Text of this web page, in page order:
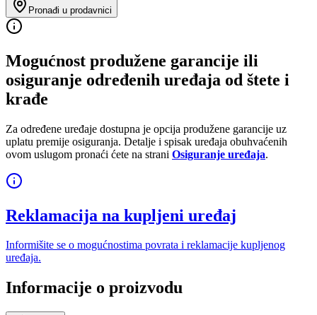
Pronađi u prodavnici
Mogućnost produžene garancije ili
osiguranje određenih uređaja od štete i
krađe
Za određene uređaje dostupna je opcija produžene garancije uz
uplatu premije osiguranja. Detalje i spisak uređaja obuhvaćenih
ovom uslugom pronaći ćete na strani Osiguranje uređaja.
Reklamacija na kupljeni uređaj
Informišite se o mogućnostima povrata i reklamacije kupljenog
uređaja.
Informacije o proizvodu